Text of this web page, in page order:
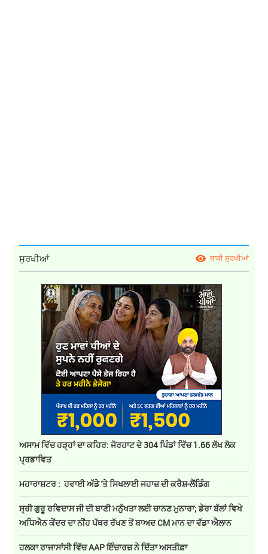
ਸੁਰਖੀਆਂ ਬਾਕੀ ਸੁਰਖੀਆਂ
ਅਸਾਮ ਵਿੱਚ ਹੜ੍ਹਾਂ ਦਾ ਕਹਿਰ: ਜੋਰਹਾਟ ਦੇ 304 ਪਿੰਡਾਂ ਵਿੱਚ 1.66 ਲੱਖ ਲੋਕ
ਪ੍ਰਭਾਵਿਤ
ਮਹਾਰਾਸ਼ਟਰ : ਹਵਾਈ ਅੱਡੇ 'ਤੇ ਸਿਖਲਾਈ ਜਹਾਜ਼ ਦੀ ਕਰੈਸ਼-ਲੈਂਡਿੰਗ
ਸ੍ਰੀ ਗੁਰੂ ਰਵਿਦਾਸ ਜੀ ਦੀ ਬਾਣੀ ਮਨੁੱਖਤਾ ਲਈ ਚਾਨਣ ਮੁਨਾਰਾ; ਡੇਰਾ ਬੱਲਾਂ ਵਿਖੇ
ਅਧਿਐਨ ਕੇਂਦਰ ਦਾ ਨੀਂਹ ਪੱਥਰ ਰੱਖਣ ਤੋਂ ਬਾਅਦ CM ਮਾਨ ਦਾ ਵੱਡਾ ਐਲਾਨ
ਹਲਕਾ ਰਾਜਾਸਾਂਸੀ ਵਿੱਚ AAP ਇੰਚਾਰਜ਼ ਨੇ ਦਿੱਤਾ ਅਸਤੀਫ਼ਾ